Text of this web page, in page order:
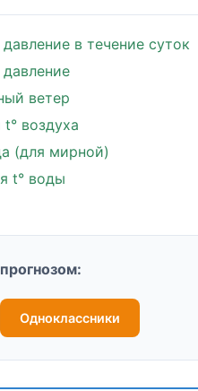
в течение суток
ветер
воздуха
(для мирной)
t° воды
Одноклассники